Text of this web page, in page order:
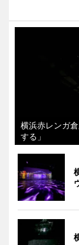
横浜赤レンガ
する」